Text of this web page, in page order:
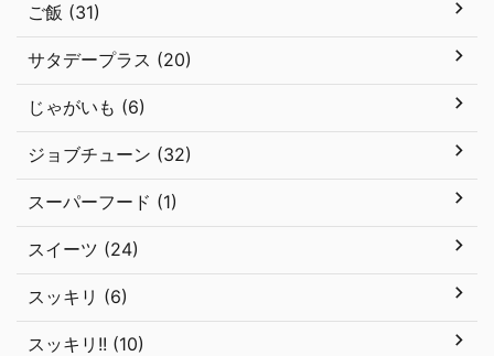
ご飯 (31)
サタデープラス (20)
じゃがいも (6)
ジョブチューン (32)
スーパーフード (1)
スイーツ (24)
スッキリ (6)
スッキリ!! (10)